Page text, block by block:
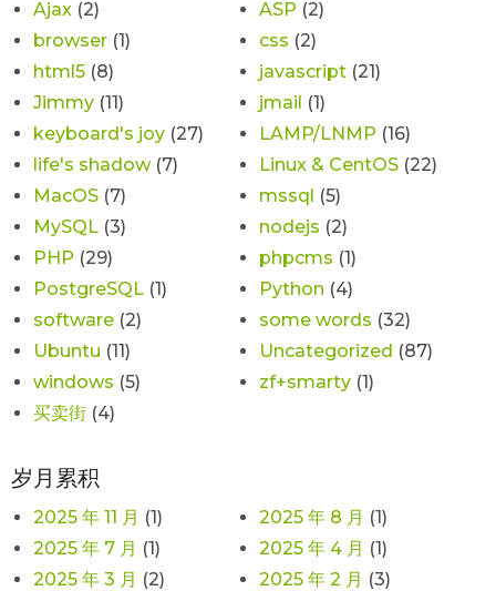
Ajax (2) ASP (2)
browser (1) css (2)
html5 (8) javascript (21)
Jimmy (11) jmail (1)
keyboard's joy (27) LAMP/LNMP (16)
life's shadow(7) Linux & CentOS (22)
MacOS (7) mssql (5)
MySQL (3) nodejs (2)
PHP (29) phpcms (1)
PostgreSQL (1) Python (4)
software (2) some words (32)
Ubuntu (11) Uncategorized (87)
windows (5) zf+smarty (1)
买卖街 (4)
岁月累积
2025 年 11 月 (1) 2025 年 8 月 (1)
2025 年 7 月 (1) 2025 年 4 月 (1)
2025 年 3 月 (2) 2025 年 2 月 (3)